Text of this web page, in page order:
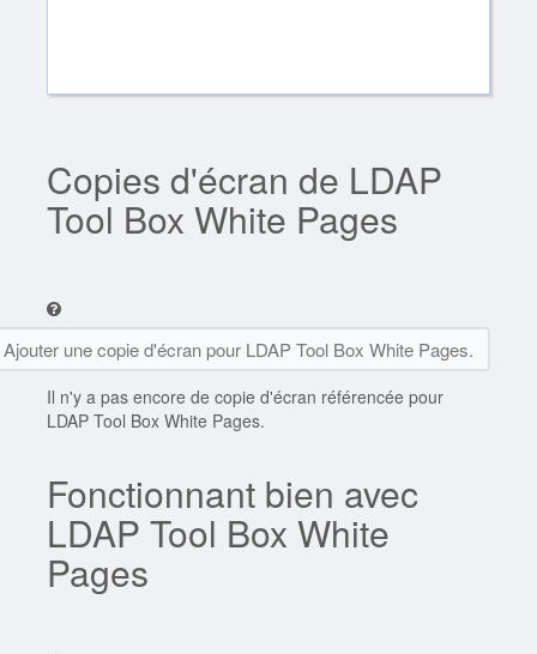
Copies d'écran de LDAP
Tool Box White Pages
Ajouter une copie d'écran pour LDAP Tool Box White Pages.
Il n'y a pas encore de copie d'écran référencée pour
LDAP Tool Box White Pages.
Fonctionnant bien avec
LDAP Tool Box White
Pages